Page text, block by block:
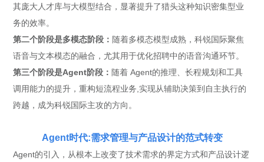
其庞大人才库与大模型结合，显著提升了猎头这种知识密集型业
务的效率。
第二个阶段是多模态阶段： 随着多模态模型成熟，科锐国际聚焦
语音与文本模态的融合，尤其用于优化招聘中的语音沟通环节。
第三个阶段是Agent阶段： 随着 Agent的推理、长程规划和工具
调用能力的提升，重构短流程业务,实现从辅助决策到自主执行的
跨越，成为科锐国际主攻的方向。
Agent时代:需求管理与产品设计的范式转变
Agent的引入，从根本上改变了技术需求的界定方式和产品设计逻